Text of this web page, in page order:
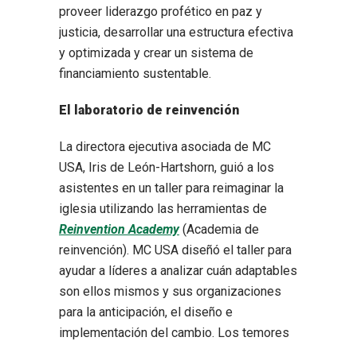
proveer liderazgo profético en paz y
justicia, desarrollar una estructura efectiva
y optimizada y crear un sistema de
financiamiento sustentable.
El laboratorio de reinvención
La directora ejecutiva asociada de MC
USA, Iris de León-Hartshorn, guió a los
asistentes en un taller para reimaginar la
iglesia utilizando las herramientas de
Reinvention Academy(Academia de
reinvención). MC USA diseñó el taller para
ayudar a líderes a analizar cuán adaptables
son ellos mismos y sus organizaciones
para la anticipación, el diseño e
implementación del cambio. Los temores